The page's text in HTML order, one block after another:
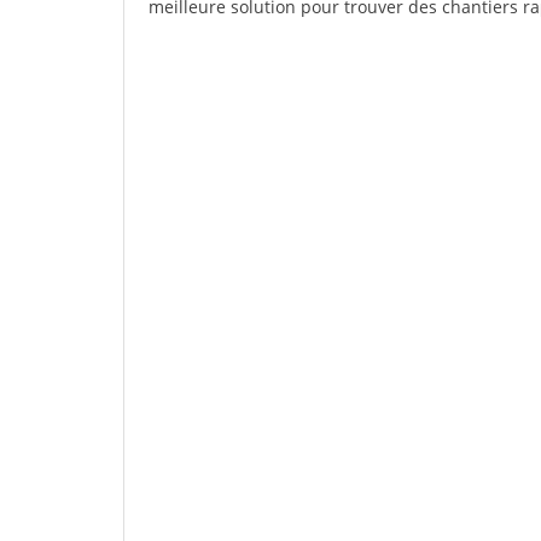
meilleure solution pour trouver des chantiers